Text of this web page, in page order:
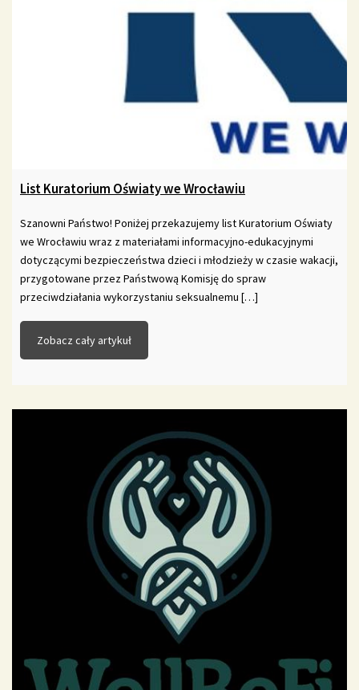
List Kuratorium Oświaty we Wrocławiu
Szanowni Państwo! Poniżej przekazujemy list Kuratorium Oświaty
we Wrocławiu wraz z materiałami informacyjno-edukacyjnymi
dotyczącymi bezpieczeństwa dzieci i młodzieży w czasie wakacji,
przygotowane przez Państwową Komisję do spraw
przeciwdziałania wykorzystaniu seksualnemu […]
Zobacz cały artykuł